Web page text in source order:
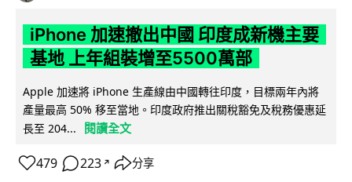
iPhone 加速撤出中國 印度成新機主要
基地 上年組裝增至5500萬部
Apple 加速將 iPhone 生產線由中國轉往印度，目標兩年內將
產量最高 50% 移至當地。印度政府推出關稅豁免及稅務優惠延
長至 204...
閱讀全文
479 223 ↗ 分享